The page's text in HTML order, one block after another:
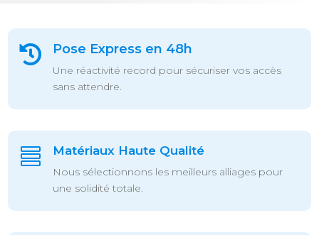
 Pose Express en 48h
Une réactivité record pour sécuriser vos accès
sans attendre.
 Matériaux Haute Qualité
Nous sélectionnons les meilleurs alliages pour
une solidité totale.